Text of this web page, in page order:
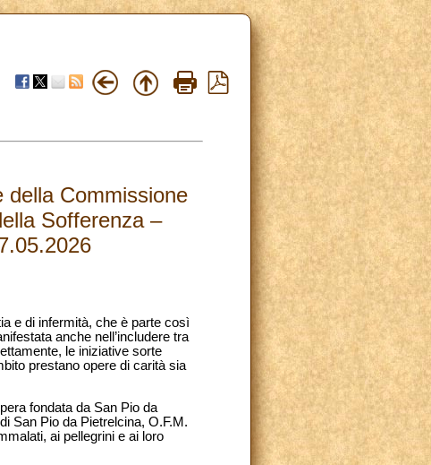
della Commissione
Sofferenza –
e di infermità, che è parte così
anche nell’includere tra
le iniziative sorte
prestano opere di carità sia
fondata da San Pio da
San Pio da Pietrelcina, O.F.M.
ai pellegrini e ai loro